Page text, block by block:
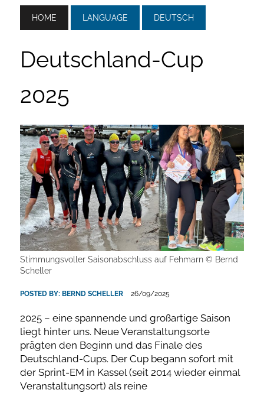
HOME LANGUAGE DEUTSCH
Deutschland-Cup
2025
Stimmungsvoller Saisonabschluss auf Fehmarn © Bernd
Scheller
POSTED BY: BERND SCHELLER 26/09/2025
2025 – eine spannende und großartige Saison
liegt hinter uns. Neue Veranstaltungsorte
prägten den Beginn und das Finale des
Deutschland-Cups. Der Cup begann sofort mit
der Sprint-EM in Kassel (seit 2014 wieder einmal
Veranstaltungsort) als reine